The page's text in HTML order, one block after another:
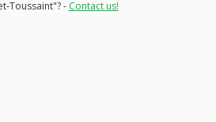
Toussaint"? - Contact us!